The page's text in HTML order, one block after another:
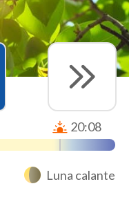
20:08
Luna calante